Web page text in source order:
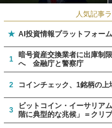
人気記事
★ AI投資情報プラットフォー
1
暗号資産交換業者に出庫制
へ 金融庁と警察庁
2 コインチェック、1銘柄の上
3
ビットコイン・イーサリア
階に典型的な兆候」＝クリ